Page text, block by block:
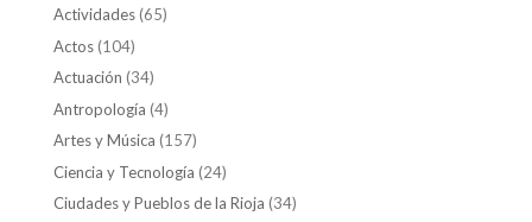
Actividades(65)
Actos(104)
Actuación (34)
Antropología (4)
Artes y Música (157)
Ciencia y Tecnología (24)
Ciudades y Pueblos de la Rioja (34)